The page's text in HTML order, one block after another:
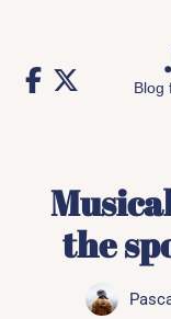
content
Blog
the